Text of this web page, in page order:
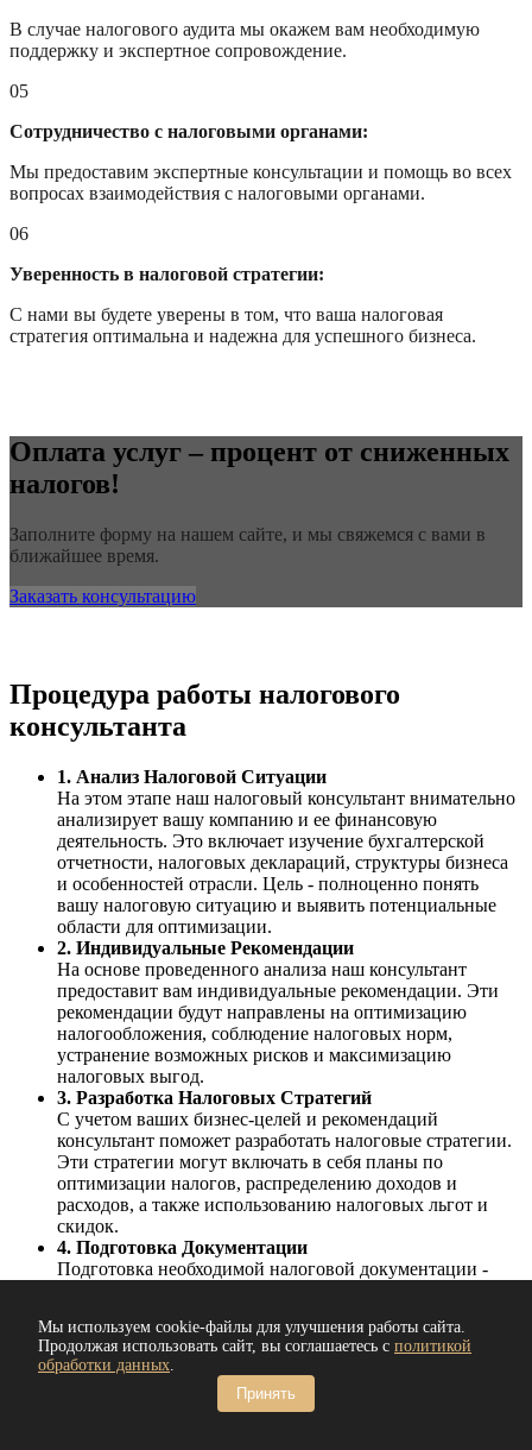
В случае налогового аудита мы окажем вам необходимую
поддержку и экспертное сопровождение.
05
Сотрудничество с налоговыми органами:
Мы предоставим экспертные консультации и помощь во всех
вопросах взаимодействия с налоговыми органами.
06
Уверенность в налоговой стратегии:
С нами вы будете уверены в том, что ваша налоговая
стратегия оптимальна и надежна для успешного бизнеса.
Оплата услуг – процент от сниженных
налогов!
Заполните форму на нашем сайте, и мы свяжемся с вами в
ближайшее время.
Заказать консультацию
Процедура работы налогового
консультанта
1. Анализ Налоговой Ситуации
На этом этапе наш налоговый консультант внимательно
анализирует вашу компанию и ее финансовую
деятельность. Это включает изучение бухгалтерской
отчетности, налоговых деклараций, структуры бизнеса
и особенностей отрасли. Цель - полноценно понять
вашу налоговую ситуацию и выявить потенциальные
области для оптимизации.
2. Индивидуальные Рекомендации
На основе проведенного анализа наш консультант
предоставит вам индивидуальные рекомендации. Эти
рекомендации будут направлены на оптимизацию
налогообложения, соблюдение налоговых норм,
устранение возможных рисков и максимизацию
налоговых выгод.
3. Разработка Налоговых Стратегий
С учетом ваших бизнес-целей и рекомендаций
консультант поможет разработать налоговые стратегии.
Эти стратегии могут включать в себя планы по
оптимизации налогов, распределению доходов и
расходов, а также использованию налоговых льгот и
скидок.
4. Подготовка Документации
Подготовка необходимой налоговой документации -
декларации, отчеты и другие документы, которые
требуются органам налоговой службы.
5. Мониторинг и Адаптация
Наши услуги не заканчиваются после разработки
стратегий и подготовки документов. Консультант будет
Мы используем cookie-файлы для улучшения работы сайта.
Продолжая использовать сайт, вы соглашаетесь с политикой
обработки данных.
Принять